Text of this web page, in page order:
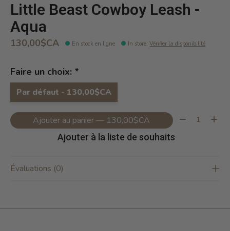
Little Beast Cowboy Leash -
Aqua
130,00$CA En stock en ligne In store:Vérifier la disponibilité
Faire un choix: *
Par défaut - 130,00$CA
Ajouter au panier — 130,00$CA Quantité:
Ajouter à la liste de souhaits
Évaluations (0)